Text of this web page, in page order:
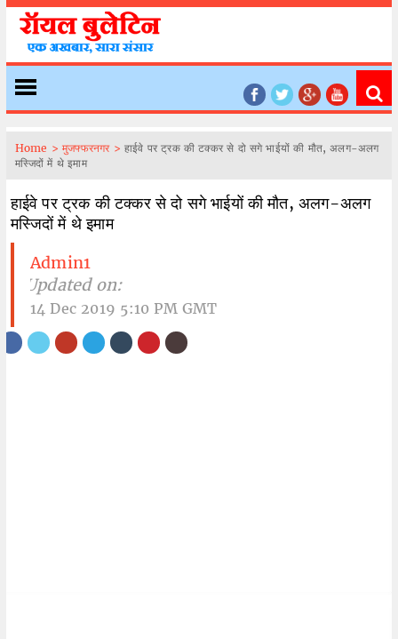
Home > मुजफ्फरनगर > हाईवे पर ट्रक की टक्कर से दो सगे भाईयों की मौत, अलग-अलग
मस्जिदों में थे इमाम
हाईवे पर ट्रक की टक्कर से दो सगे भाईयों की मौत, अलग-अलग
मस्जिदों में थे इमाम
Admin1
| Updated on:
14 Dec 2019 5:10 PM GMT